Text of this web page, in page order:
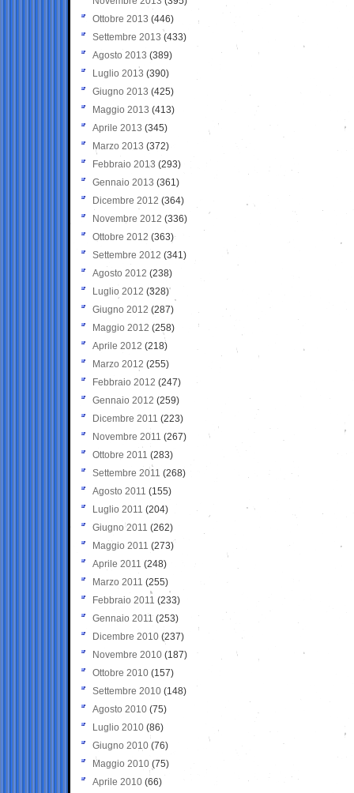
Ottobre 2013 (446)
Settembre 2013 (433)
Agosto 2013 (389)
Luglio 2013 (390)
Giugno 2013 (425)
Maggio 2013 (413)
Aprile 2013 (345)
Marzo 2013 (372)
Febbraio 2013 (293)
Gennaio 2013 (361)
Dicembre 2012 (364)
Novembre 2012 (336)
Ottobre 2012 (363)
Settembre 2012 (341)
Agosto 2012 (238)
Luglio 2012 (328)
Giugno 2012 (287)
Maggio 2012 (258)
Aprile 2012 (218)
Marzo 2012 (255)
Febbraio 2012 (247)
Gennaio 2012 (259)
Dicembre 2011 (223)
Novembre 2011 (267)
Ottobre 2011 (283)
Settembre 2011 (268)
Agosto 2011 (155)
Luglio 2011 (204)
Giugno 2011 (262)
Maggio 2011 (273)
Aprile 2011 (248)
Marzo 2011 (255)
Febbraio 2011 (233)
Gennaio 2011 (253)
Dicembre 2010 (237)
Novembre 2010 (187)
Ottobre 2010 (157)
Settembre 2010 (148)
Agosto 2010 (75)
Luglio 2010 (86)
Giugno 2010 (76)
Maggio 2010 (75)
Aprile 2010 (66)